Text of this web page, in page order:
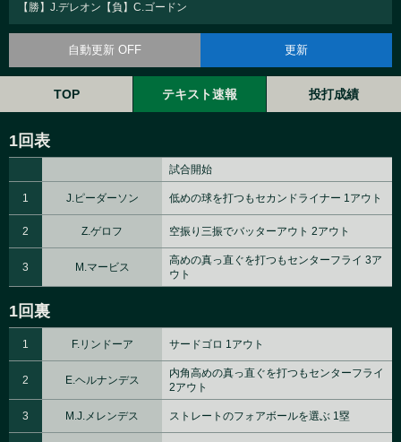
【勝】J.デレオン【負】C.ゴードン
自動更新 OFF 更新
TOP テキスト速報 投打成績
1回表
試合開始
1 J.ピーダーソン 低めの球を打つもセカンドライナー 1アウト
2 Z.ゲロフ 空振り三振でバッターアウト 2アウト
3 M.マービス
高めの真っ直ぐを打つもセンターフライ 3ア
ウト
1回裏
1 F.リンドーア サードゴロ 1アウト
2 E.ヘルナンデス
内角高めの真っ直ぐを打つもセンターフライ
2アウト
3 M.J.メレンデス ストレートのフォアボールを選ぶ 1塁